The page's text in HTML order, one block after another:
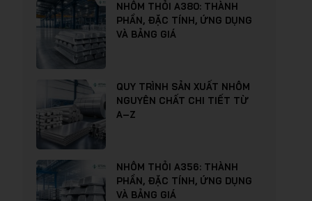
NHÔM THỎI A380: THÀNH
PHẦN, ĐẶC TÍNH, ỨNG DỤNG
VÀ BẢNG GIÁ
QUY TRÌNH SẢN XUẤT NHÔM
NGUYÊN CHẤT CHI TIẾT TỪ
A–Z
NHÔM THỎI A356: THÀNH
PHẦN, ĐẶC TÍNH, ỨNG DỤNG
VÀ BẢNG GIÁ